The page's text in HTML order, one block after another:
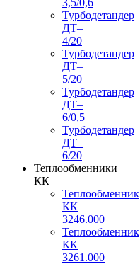
Турбодетандер
ДТ–
4/20
Турбодетандер
ДТ–
5/20
Турбодетандер
ДТ–
6/0,5
Турбодетандер
ДТ–
6/20
Теплообменники
КК
Теплообменник
КК
3246.000
Теплообменник
КК
3261.000